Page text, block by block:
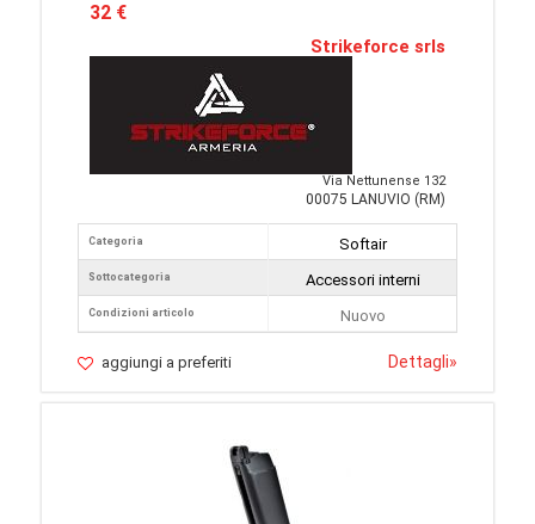
32 €
Strikeforce srls
Via Nettunense 132
00075 LANUVIO (RM)
Categoria
Sottocategoria
Condizioni articolo
Softair
Accessori interni
Nuovo
aggiungi a preferiti Dettagli»